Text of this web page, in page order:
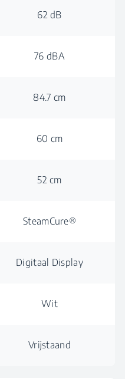
62 dB
76 dBA
84.7 cm
60 cm
52 cm
SteamCure®
Digitaal Display
Wit
Vrijstaand